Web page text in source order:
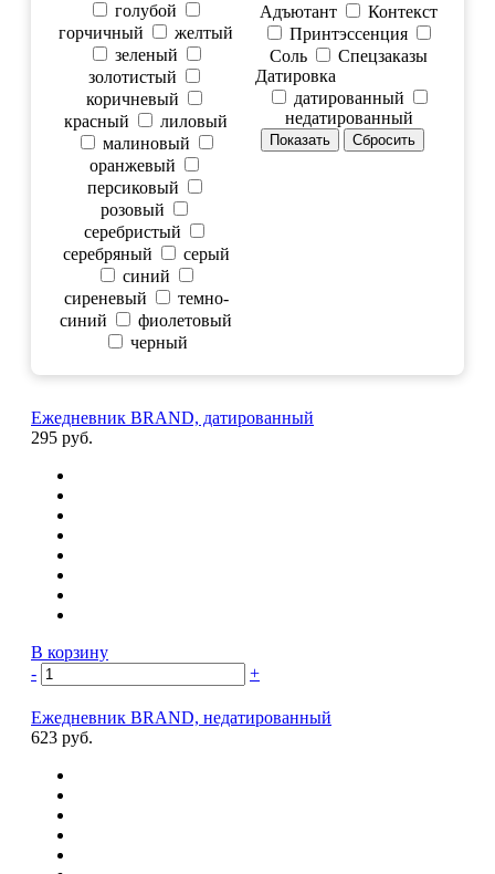
Адъютант
Контекст
Принтэссенция
Соль
Спецзаказы
голубой
горчичный
желтый
зеленый
золотистый
коричневый
красный
лиловый
малиновый
оранжевый
персиковый
розовый
серебристый
серебряный
серый
синий
сиреневый
темно-
синий
фиолетовый
черный
Датировка
датированный
недатированный
Ежедневник BRAND, датированный
295 руб.
В корзину
-
+
Ежедневник BRAND, недатированный
623 руб.